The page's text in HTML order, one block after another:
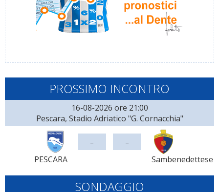
PROSSIMO INCONTRO
16-08-2026 ore 21:00
Pescara, Stadio Adriatico "G. Cornacchia"
PESCARA
- -
Sambenedettese
SONDAGGIO